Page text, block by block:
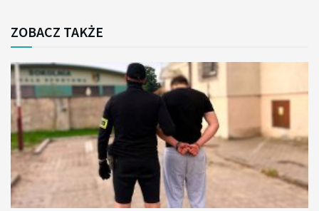
ZOBACZ TAKŻE